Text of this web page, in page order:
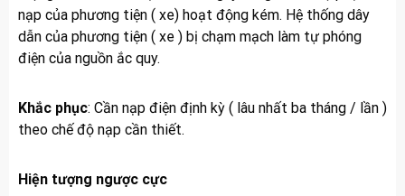
nạp của phương tiện ( xe) hoạt động kém. Hệ thống dây
dẫn của phương tiện ( xe ) bị chạm mạch làm tự phóng
điện của nguồn ắc quy.
Khắc phục: Cần nạp điện định kỳ ( lâu nhất ba tháng / lần )
theo chế độ nạp cần thiết.
Hiện tượng ngược cực